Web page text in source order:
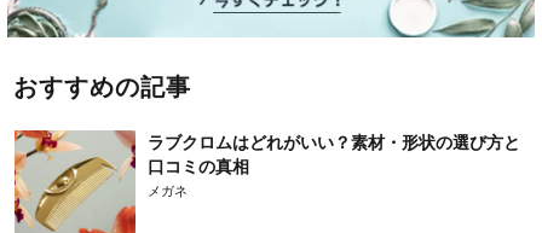
おすすめの記事
ラブクロムはどれがいい？素材・形状の選び方と
口コミの真相
メガネ